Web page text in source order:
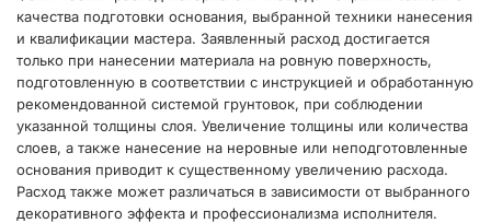
качества подготовки основания, выбранной техники нанесения
и квалификации мастера. Заявленный расход достигается
только при нанесении материала на ровную поверхность,
подготовленную в соответствии с инструкцией и обработанную
рекомендованной системой грунтовок, при соблюдении
указанной толщины слоя. Увеличение толщины или количества
слоев, а также нанесение на неровные или неподготовленные
основания приводит к существенному увеличению расхода.
Расход также может различаться в зависимости от выбранного
декоративного эффекта и профессионализма исполнителя.